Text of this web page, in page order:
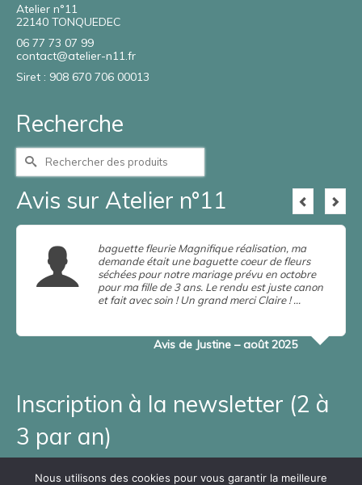
Atelier n°11
22140 TONQUEDEC
06 77 73 07 99
contact@atelier-n11.fr
Siret : 908 670 706 00013
Recherche
Rechercher :
Avis sur Atelier n°11
baguette fleurie Magnifique réalisation, ma
demande était une baguette coeur de fleurs
séchées pour notre mariage prévu en octobre
pour ma fille de 3 ans. Le rendu est juste canon
et fait avec soin ! Un grand merci Claire ! …
Avis de Justine – août 2025
Inscription à la newsletter (2 à
3 par an)
Nous utilisons des cookies pour vous garantir la meilleure